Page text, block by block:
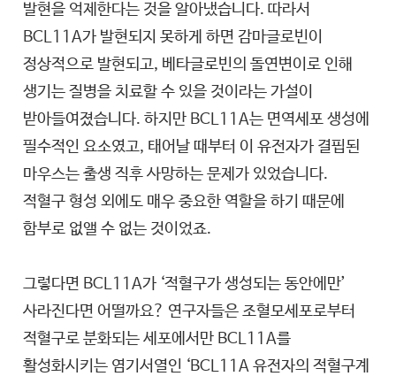
발현을 억제한다는 것을 알아냈습니다. 따라서
BCL11A가 발현되지 못하게 하면 감마글로빈이
정상적으로 발현되고, 베타글로빈의 돌연변이로 인해
생기는 질병을 치료할 수 있을 것이라는 가설이
받아들여졌습니다. 하지만 BCL11A는 면역세포 생성에
필수적인 요소였고, 태어날 때부터 이 유전자가 결핍된
마우스는 출생 직후 사망하는 문제가 있었습니다.
적혈구 형성 외에도 매우 중요한 역할을 하기 때문에
함부로 없앨 수 없는 것이었죠.
그렇다면 BCL11A가 ‘적혈구가 생성되는 동안에만’
사라진다면 어떨까요? 연구자들은 조혈모세포로부터
적혈구로 분화되는 세포에서만 BCL11A를
활성화시키는 염기서열인 ‘BCL11A 유전자의 적혈구계